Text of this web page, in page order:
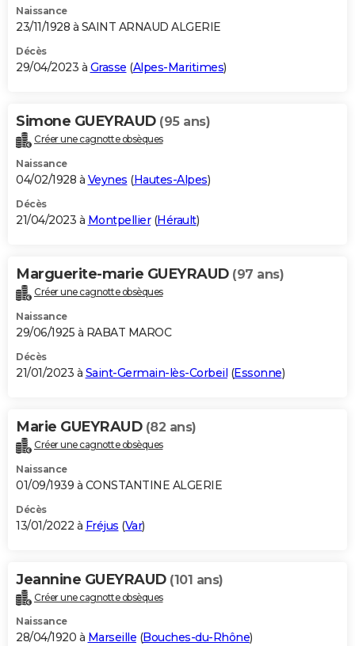
Naissance
23/11/1928 à SAINT ARNAUD ALGERIE
Décès
29/04/2023 à Grasse (Alpes-Maritimes)
Simone GUEYRAUD (95 ans)
Créer une cagnotte obsèques
Naissance
04/02/1928 à Veynes (Hautes-Alpes)
Décès
21/04/2023 à Montpellier(Hérault)
Marguerite-marie GUEYRAUD (97 ans)
Créer une cagnotte obsèques
Naissance
29/06/1925 à RABAT MAROC
Décès
21/01/2023 à Saint-Germain-lès-Corbeil (Essonne)
Marie GUEYRAUD (82 ans)
Créer une cagnotte obsèques
Naissance
01/09/1939 à CONSTANTINE ALGERIE
Décès
13/01/2022 à Fréjus (Var)
Jeannine GUEYRAUD (101 ans)
Créer une cagnotte obsèques
Naissance
28/04/1920 à Marseille (Bouches-du-Rhône)